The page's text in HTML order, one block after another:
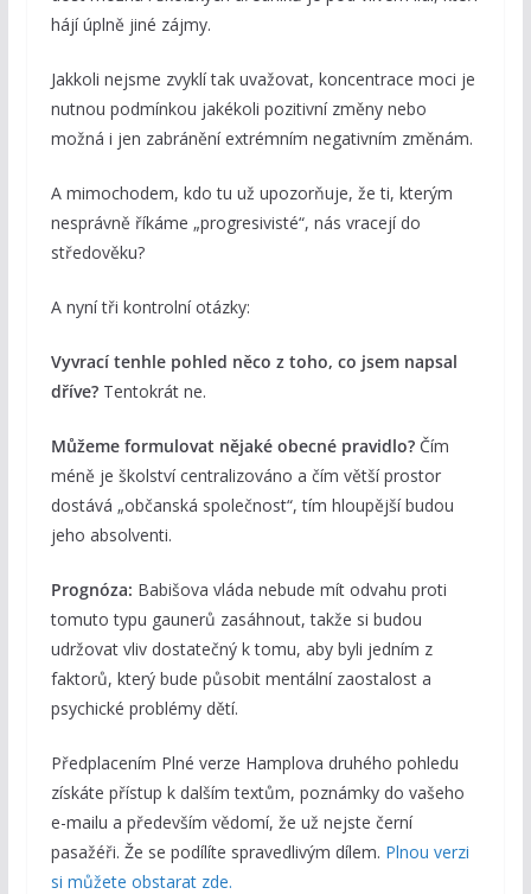
hájí úplně jiné zájmy.
Jakkoli nejsme zvyklí tak uvažovat, koncentrace moci je
nutnou podmínkou jakékoli pozitivní změny nebo
možná i jen zabránění extrémním negativním změnám.
A mimochodem, kdo tu už upozorňuje, že ti, kterým
nesprávně říkáme „progresivisté“, nás vracejí do
středověku?
A nyní tři kontrolní otázky:
Vyvrací tenhle pohled něco z toho, co jsem napsal
dříve?Tentokrát ne.
Můžeme formulovat nějaké obecné pravidlo?Čím
méně je školství centralizováno a čím větší prostor
dostává „občanská společnost“, tím hloupější budou
jeho absolventi.
Prognóza: Babišova vláda nebude mít odvahu proti
tomuto typu gaunerů zasáhnout, takže si budou
udržovat vliv dostatečný k tomu, aby byli jedním z
faktorů, který bude působit mentální zaostalost a
psychické problémy dětí.
Předplacením Plné verze Hamplova druhého pohledu
získáte přístup k dalším textům, poznámky do vašeho
e-mailu a především vědomí, že už nejste černí
pasažéři. Že se podílíte spravedlivým dílem. Plnou verzi
si můžete obstarat zde.